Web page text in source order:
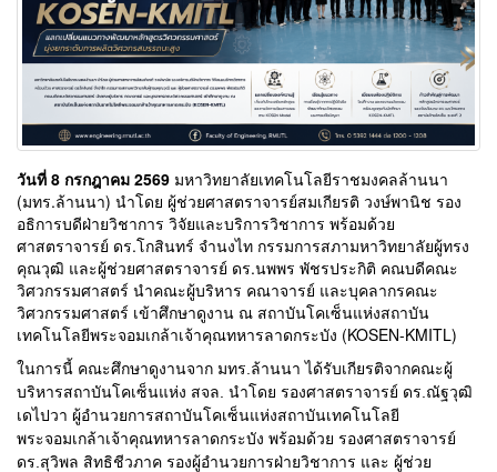
วันที่ 8 กรกฎาคม 2569 มหาวิทยาลัยเทคโนโลยีราชมงคลล้านนา
(มทร.ล้านนา) นำโดย ผู้ช่วยศาสตราจารย์สมเกียรติ วงษ์พานิช รอง
อธิการบดีฝ่ายวิชาการ วิจัยและบริการวิชาการ พร้อมด้วย
ศาสตราจารย์ ดร.โกสินทร์ จำนงไท กรรมการสภามหาวิทยาลัยผู้ทรง
คุณวุฒิ และผู้ช่วยศาสตราจารย์ ดร.นพพร พัชรประกิติ คณบดีคณะ
วิศวกรรมศาสตร์ นำคณะผู้บริหาร คณาจารย์ และบุคลากรคณะ
วิศวกรรมศาสตร์ เข้าศึกษาดูงาน ณ สถาบันโคเซ็นแห่งสถาบัน
เทคโนโลยีพระจอมเกล้าเจ้าคุณทหารลาดกระบัง (KOSEN-KMITL)
ในการนี้ คณะศึกษาดูงานจาก มทร.ล้านนา ได้รับเกียรติจากคณะผู้
บริหารสถาบันโคเซ็นแห่ง สจล. นำโดย รองศาสตราจารย์ ดร.ณัฐวุฒิ
เดไปวา ผู้อำนวยการสถาบันโคเซ็นแห่งสถาบันเทคโนโลยี
พระจอมเกล้าเจ้าคุณทหารลาดกระบัง พร้อมด้วย รองศาสตราจารย์
ดร.สุวิพล สิทธิชีวภาค รองผู้อำนวยการฝ่ายวิชาการ และ ผู้ช่วย